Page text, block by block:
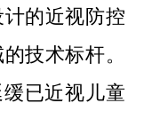
的近视防控
技术标杆。
已近视儿童